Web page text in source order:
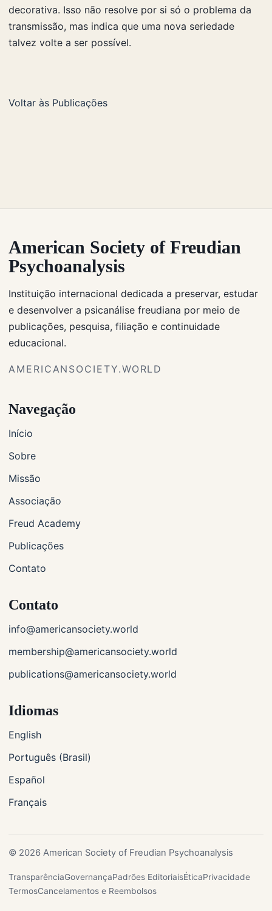
decorativa. Isso não resolve por si só o problema da
transmissão, mas indica que uma nova seriedade
talvez volte a ser possível.
Voltar às Publicações
American Society of Freudian
Psychoanalysis
Instituição internacional dedicada a preservar, estudar
e desenvolver a psicanálise freudiana por meio de
publicações, pesquisa, filiação e continuidade
educacional.
AMERICANSOCIETY.WORLD
Navegação
Início
Sobre
Missão
Associação
Freud Academy
Publicações
Contato
Contato
info@americansociety.world
membership@americansociety.world
publications@americansociety.world
Idiomas
English
Português (Brasil)
Español
Français
© 2026 American Society of Freudian Psychoanalysis
TransparênciaGovernançaPadrões EditoriaisÉticaPrivacidade
TermosCancelamentos e Reembolsos